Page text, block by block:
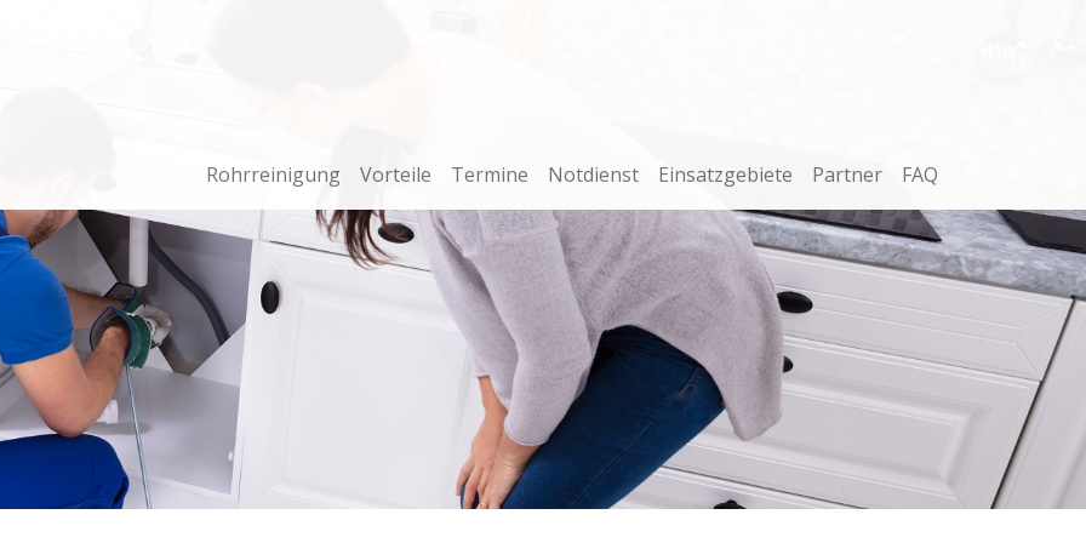
Rohrreinigung Vorteile Termine Notdienst Einsatzgebiete Partner FAQ